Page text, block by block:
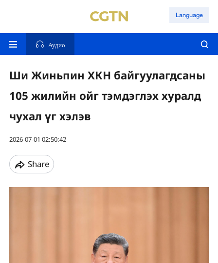
Language
Аудио
Ши Жиньпин ХКН байгуулагдсаны
105 жилийн ойг тэмдэглэх хуралд
чухал үг хэлэв
2026-07-01 02:50:42
Share